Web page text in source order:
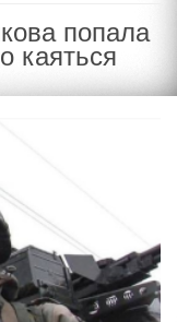
попала
каяться